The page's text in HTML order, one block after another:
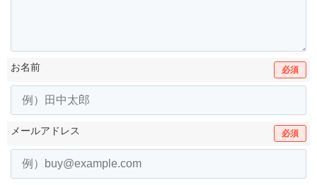
お名前 必須
メールアドレス 必須